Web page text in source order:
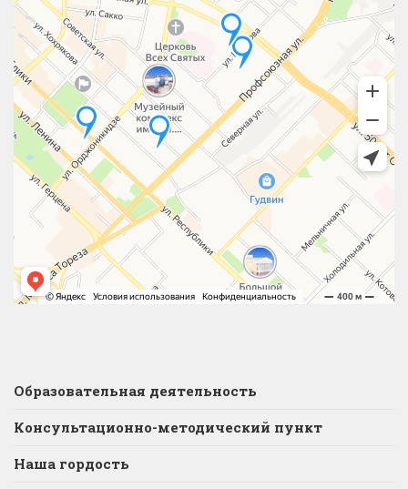
Образовательная деятельность
Консультационно-методический пункт
Наша гордость